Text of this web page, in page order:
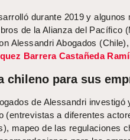
durante 2019 y
de la Alianza del Pacífico
Alessandri Abogados (Chile),
Barrera Castañeda
chileno para sus
de Alessandri
(entrevistas a diferentes
mapeo de las regulaciones